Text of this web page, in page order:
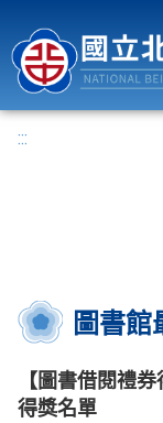
:::
圖書館
【圖書借閱禮
得獎名單